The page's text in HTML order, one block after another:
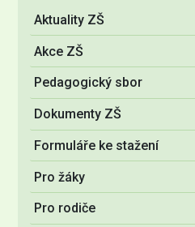
Aktuality ZŠ
Akce ZŠ
Pedagogický sbor
Dokumenty ZŠ
Formuláře ke stažení
Pro žáky
Pro rodiče